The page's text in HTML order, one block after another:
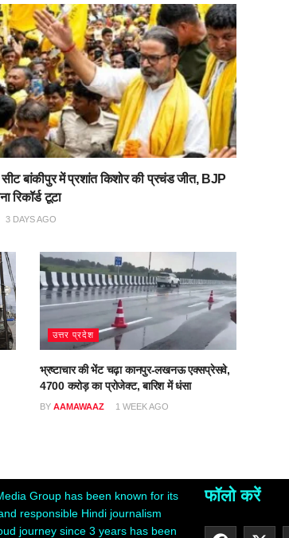
सीट बांकीपुर में प्रशांत किशोर की प्रचंड जीत, BJP
रिकॉर्ड टूटा
3 DAYS AGO
उत्तर प्रदेश
भ्रष्टाचार की भेंट चढ़ा कानपुर-लखनऊ एक्सप्रेसवे,
4700 करोड़ का प्रोजेक्ट, बारिश में धंसा
BY AAMAWAAZ 1 WEEK AGO
Group has been known for its
responsible Hindi journalism
journey since 3 years has been
फॉलो करें